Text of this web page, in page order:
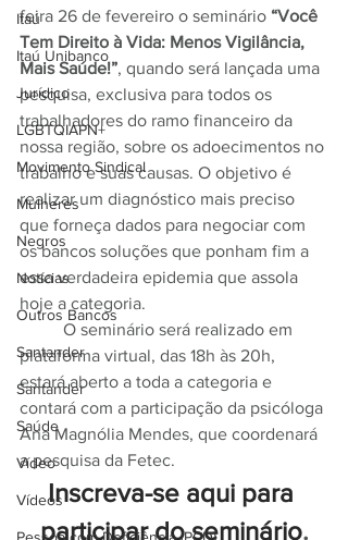
Itaú
Itaú Unibanco
Jurídico
LGBTQIAPN+
Movimento Sindical
Mulheres
Negros
Notícias
Outros Bancos
Santander
Santander
Saúde
Vídeo
Vídeos
feira 26 de fevereiro o seminário “Você
Tem Direito à Vida: Menos Vigilância,
Mais Saúde!”, quando será lançada uma
pesquisa, exclusiva para todos os
trabalhadores do ramo financeiro da
nossa região, sobre os adoecimentos no
trabalho e suas causas. O objetivo é
realizar um diagnóstico mais preciso
que forneça dados para negociar com
os bancos soluções que ponham fim a
essa verdadeira epidemia que assola
hoje a categoria.
plataforma virtual, das 18h às 20h,
estará aberto a toda a categoria e
contará com a participação da psicóloga
Ana Magnólia Mendes, que coordenará
a pesquisa da Fetec.
Inscreva-se aqui para
participar do seminário.